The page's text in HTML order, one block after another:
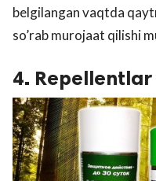
belgilangan vaqtda
so’rab murojaat qilishi
4. Repellentlar